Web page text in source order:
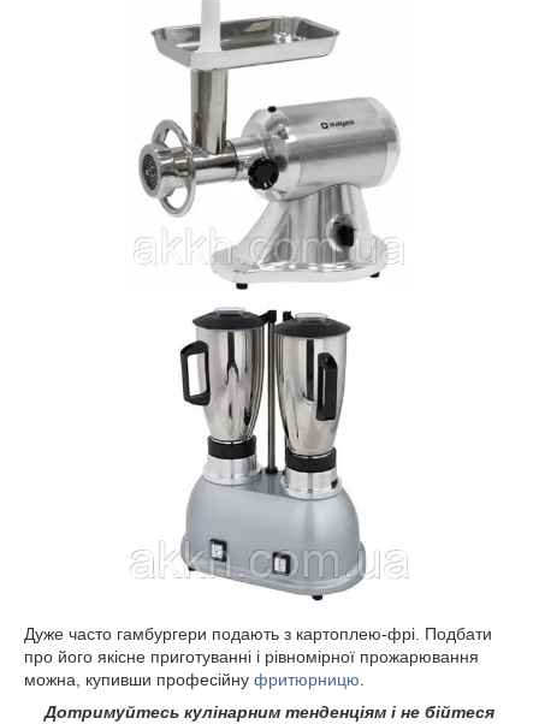
Дуже часто гамбургери подають з картоплею-фрі. Подбати
про його якісне приготуванні і рівномірної прожарювання
можна, купивши професійну фритюрницю
Дотримуйтесь кулінарним тенденціям і не бійтеся